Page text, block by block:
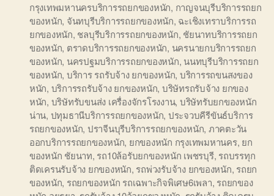
กรุงเทพมหานครบริการรถยกของหนัก, กาญจนบุรีบริการรถยก
ของหนัก, จันทบุรีบริการรถยกของหนัก, ฉะเชิงเทราบริการรถ
ยกของหนัก, ชลบุรีบริการรถยกของหนัก, ชัยนาทบริการรถยก
ของหนัก, ตราดบริการรถยกของหนัก, นครนายกบริการรถยก
ของหนัก, นครปฐมบริการรถยกของหนัก, นนทบุรีบริการรถยก
ของหนัก, บริการ รถรับจ้าง ยกของหนัก, บริการรถขนสงของ
หนัก, บริการรถรับจ้าง ยกของหนัก, บริษัทรถรับจ้าง ยกของ
หนัก, บริษัทรับขนส่ง เครื่องจักรโรงงาน, บริษัทรับยกของหนัก
น่าน, ปทุมธานีบริการรถยกของหนัก, ประจวบคีรีขันธ์บริการ
รถยกของหนัก, ปราจีนบุรีบริการรถยกของหนัก, ภาคตะวัน
ออกบริการรถยกของหนัก, ยกของหนัก กรุงเทพมหานคร, ยก
ของหนัก ชัยนาท, รถ10ล้อรับยกของหนัก เพชรบุรี, รถบรรทุก
ติดเครนรับจ้าง ยกของหนัก, รถพ่วงรับจ้าง ยกของหนัก, รถยก
ของหนัก, รถยกของหนัก รถเฉพาะกิจพิเศษ6เพลา, รถยกของ